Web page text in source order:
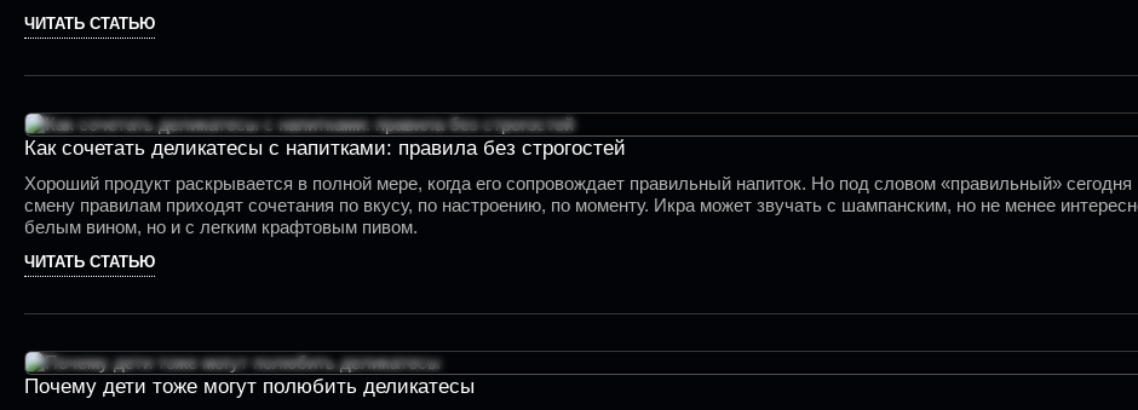
ЧИТАТЬ СТАТЬЮ
Как сочетать деликатесы с напитками: правила без строгостей
Хороший продукт раскрывается в полной мере, когда его сопровождает правильный напиток. Но под словом «правильный»
смену правилам приходят сочетания по вкусу, по настроению, по моменту. Икра может звучать с шампанским, но не менее
белым вином, но и с легким крафтовым пивом.
ЧИТАТЬ СТАТЬЮ
Почему дети тоже могут полюбить деликатесы